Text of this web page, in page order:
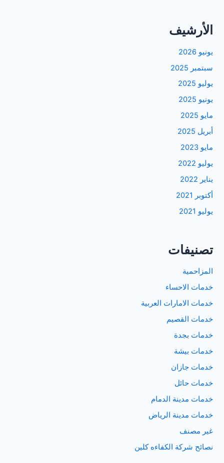
الأرشيف
يونيو 2026
سبتمبر 2025
يوليو 2025
يونيو 2025
مايو 2025
أبريل 2025
مايو 2023
يوليو 2022
يناير 2022
أكتوبر 2021
يوليو 2021
تصنيفات
المزاحمية
خدمات الاحساء
خدمات الامارات العربية
خدمات القصيم
خدمات بجدة
خدمات بيشة
خدمات جازان
خدمات حائل
خدمات مدينة الدمام
خدمات مدينة الرياض
غير مصنف
نصائح شركة الكفاءه كلين